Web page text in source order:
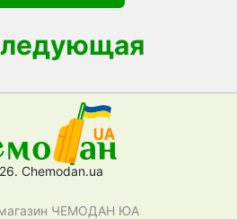
Chemodan.ua
ЧЕМОДАН ЮА